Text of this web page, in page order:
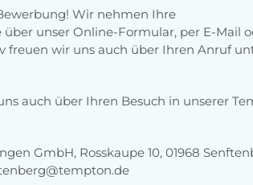
Wir nehmen Ihre
unser Online-Formular, per E-Mail
freuen wir uns auch über Ihren Anruf
auch über Ihren Besuch in unserer
GmbH, Rosskaupe 10, 01968